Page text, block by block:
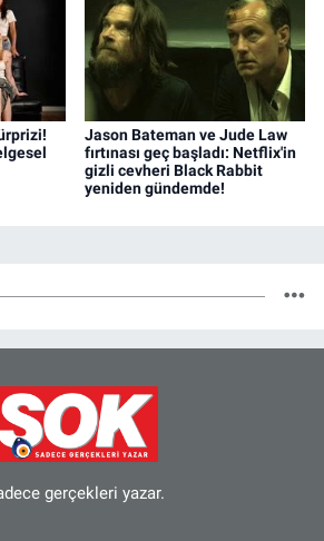
Jason Bateman ve Jude Law
fırtınası geç başladı: Netflix'in
gizli cevheri Black Rabbit
yeniden gündemde!
gerçekleri yazar.